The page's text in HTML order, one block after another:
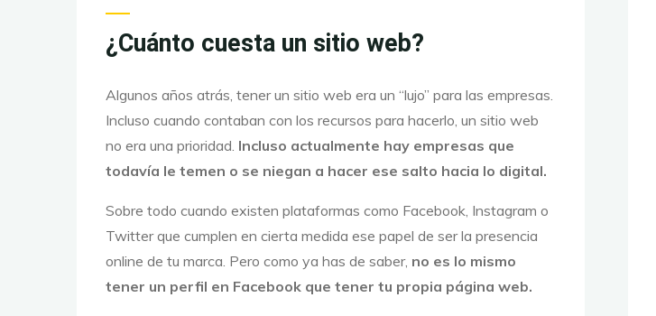
¿Cuánto cuesta un sitio web?
Algunos años atrás, tener un sitio web era un “lujo” para las empresas.
Incluso cuando contaban con los recursos para hacerlo, un sitio web
no era una prioridad. Incluso actualmente hay empresas que
todavía le temen o se niegan a hacer ese salto hacia lo digital.
Sobre todo cuando existen plataformas como Facebook, Instagram o
Twitter que cumplen en cierta medida ese papel de ser la presencia
online de tu marca. Pero como ya has de saber, no es lo mismo
tener un perfil en Facebook que tener tu propia página web.